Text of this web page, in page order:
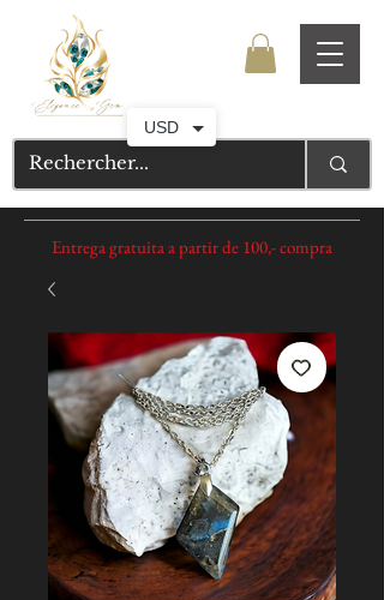
Entrega gratuita a partir de 100,- compra
USD